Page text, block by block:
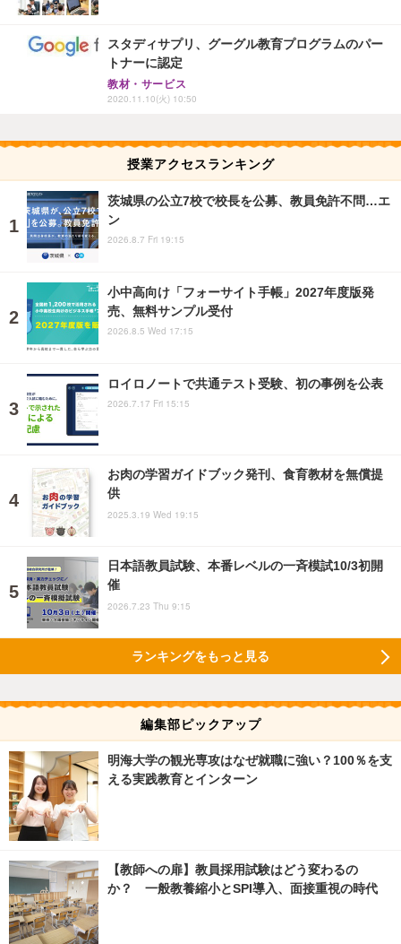
スタディサプリ、グーグル教育プログラムのパー
トナーに認定
教材・サービス
2020.11.10(火) 10:50
授業アクセスランキング
茨城県の公立7校で校長を公募、教員免許不問…エ
ン
2026.8.7 Fri 19:15
小中高向け「フォーサイト手帳」2027年度版発
売、無料サンプル受付
2026.8.5 Wed 17:15
ロイロノートで共通テスト受験、初の事例を公表
2026.7.17 Fri 15:15
お肉の学習ガイドブック発刊、食育教材を無償提
供
2025.3.19 Wed 19:15
日本語教員試験、本番レベルの一斉模試10/3初開
催
2026.7.23 Thu 9:15
ランキングをもっと見る
編集部ピックアップ
明海大学の観光専攻はなぜ就職に強い？100％を支
える実践教育とインターン
【教師への扉】教員採用試験はどう変わるの
か？ 一般教養縮小とSPI導入、面接重視の時代